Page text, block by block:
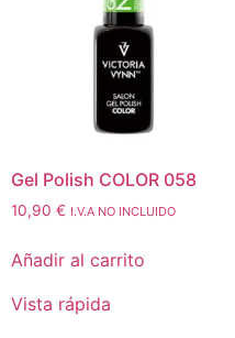
Gel Polish COLOR 058
10,90 € I.V.A NO INCLUIDO
Añadir al carrito
Vista rápida